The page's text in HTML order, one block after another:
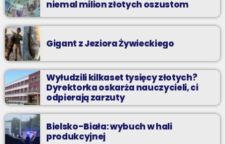
niemal milion złotych oszustom
Gigant z Jeziora Żywieckiego
Wyłudzili kilkaset tysięcy złotych?
Dyrektorka oskarża nauczycieli, ci
odpierają zarzuty
Bielsko-Biała: wybuch w hali
produkcyjnej